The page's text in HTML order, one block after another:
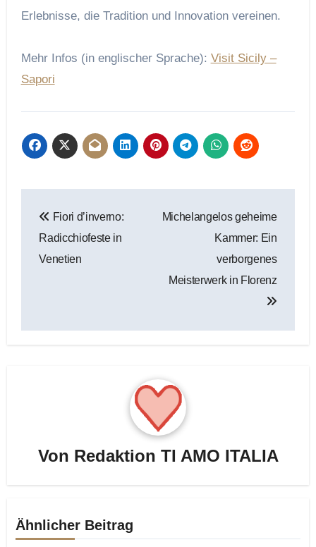
Erlebnisse, die Tradition und Innovation vereinen.
Mehr Infos (in englischer Sprache): Visit Sicily –
Sapori
Fiori d’inverno:
Radicchiofeste in
Venetien
Michelangelos geheime
Kammer: Ein
verborgenes
Meisterwerk in Florenz
Von Redaktion TI AMO ITALIA
Ähnlicher Beitrag